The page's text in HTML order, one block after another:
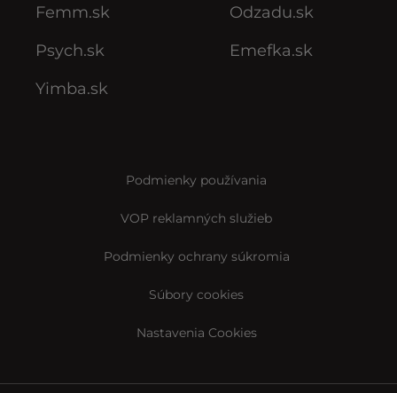
Femm.sk
Psych.sk
Yimba.sk
Odzadu.sk
Emefka.sk
Podmienky používania
VOP reklamných služieb
Podmienky ochrany súkromia
Súbory cookies
Nastavenia Cookies